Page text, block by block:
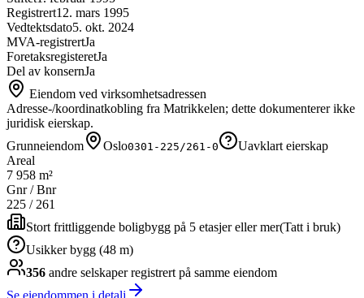
Registrert12. mars 1995
Vedtektsdato5. okt. 2024
MVA-registrertJa
ForetaksregisteretJa
Del av konsernJa
Eiendom ved virksomhetsadressen
Adresse-/koordinatkobling fra Matrikkelen; dette dokumenterer ikke
juridisk eierskap.
Grunneiendom
Oslo0301-225/261-0
Uavklart eierskap
Areal
7 958 m²
Gnr / Bnr
225 /261
Stort frittliggende boligbygg på 5 etasjer eller mer(Tatt i bruk)
Usikker bygg (48 m)
356 andre selskaperregistrert på samme eiendom